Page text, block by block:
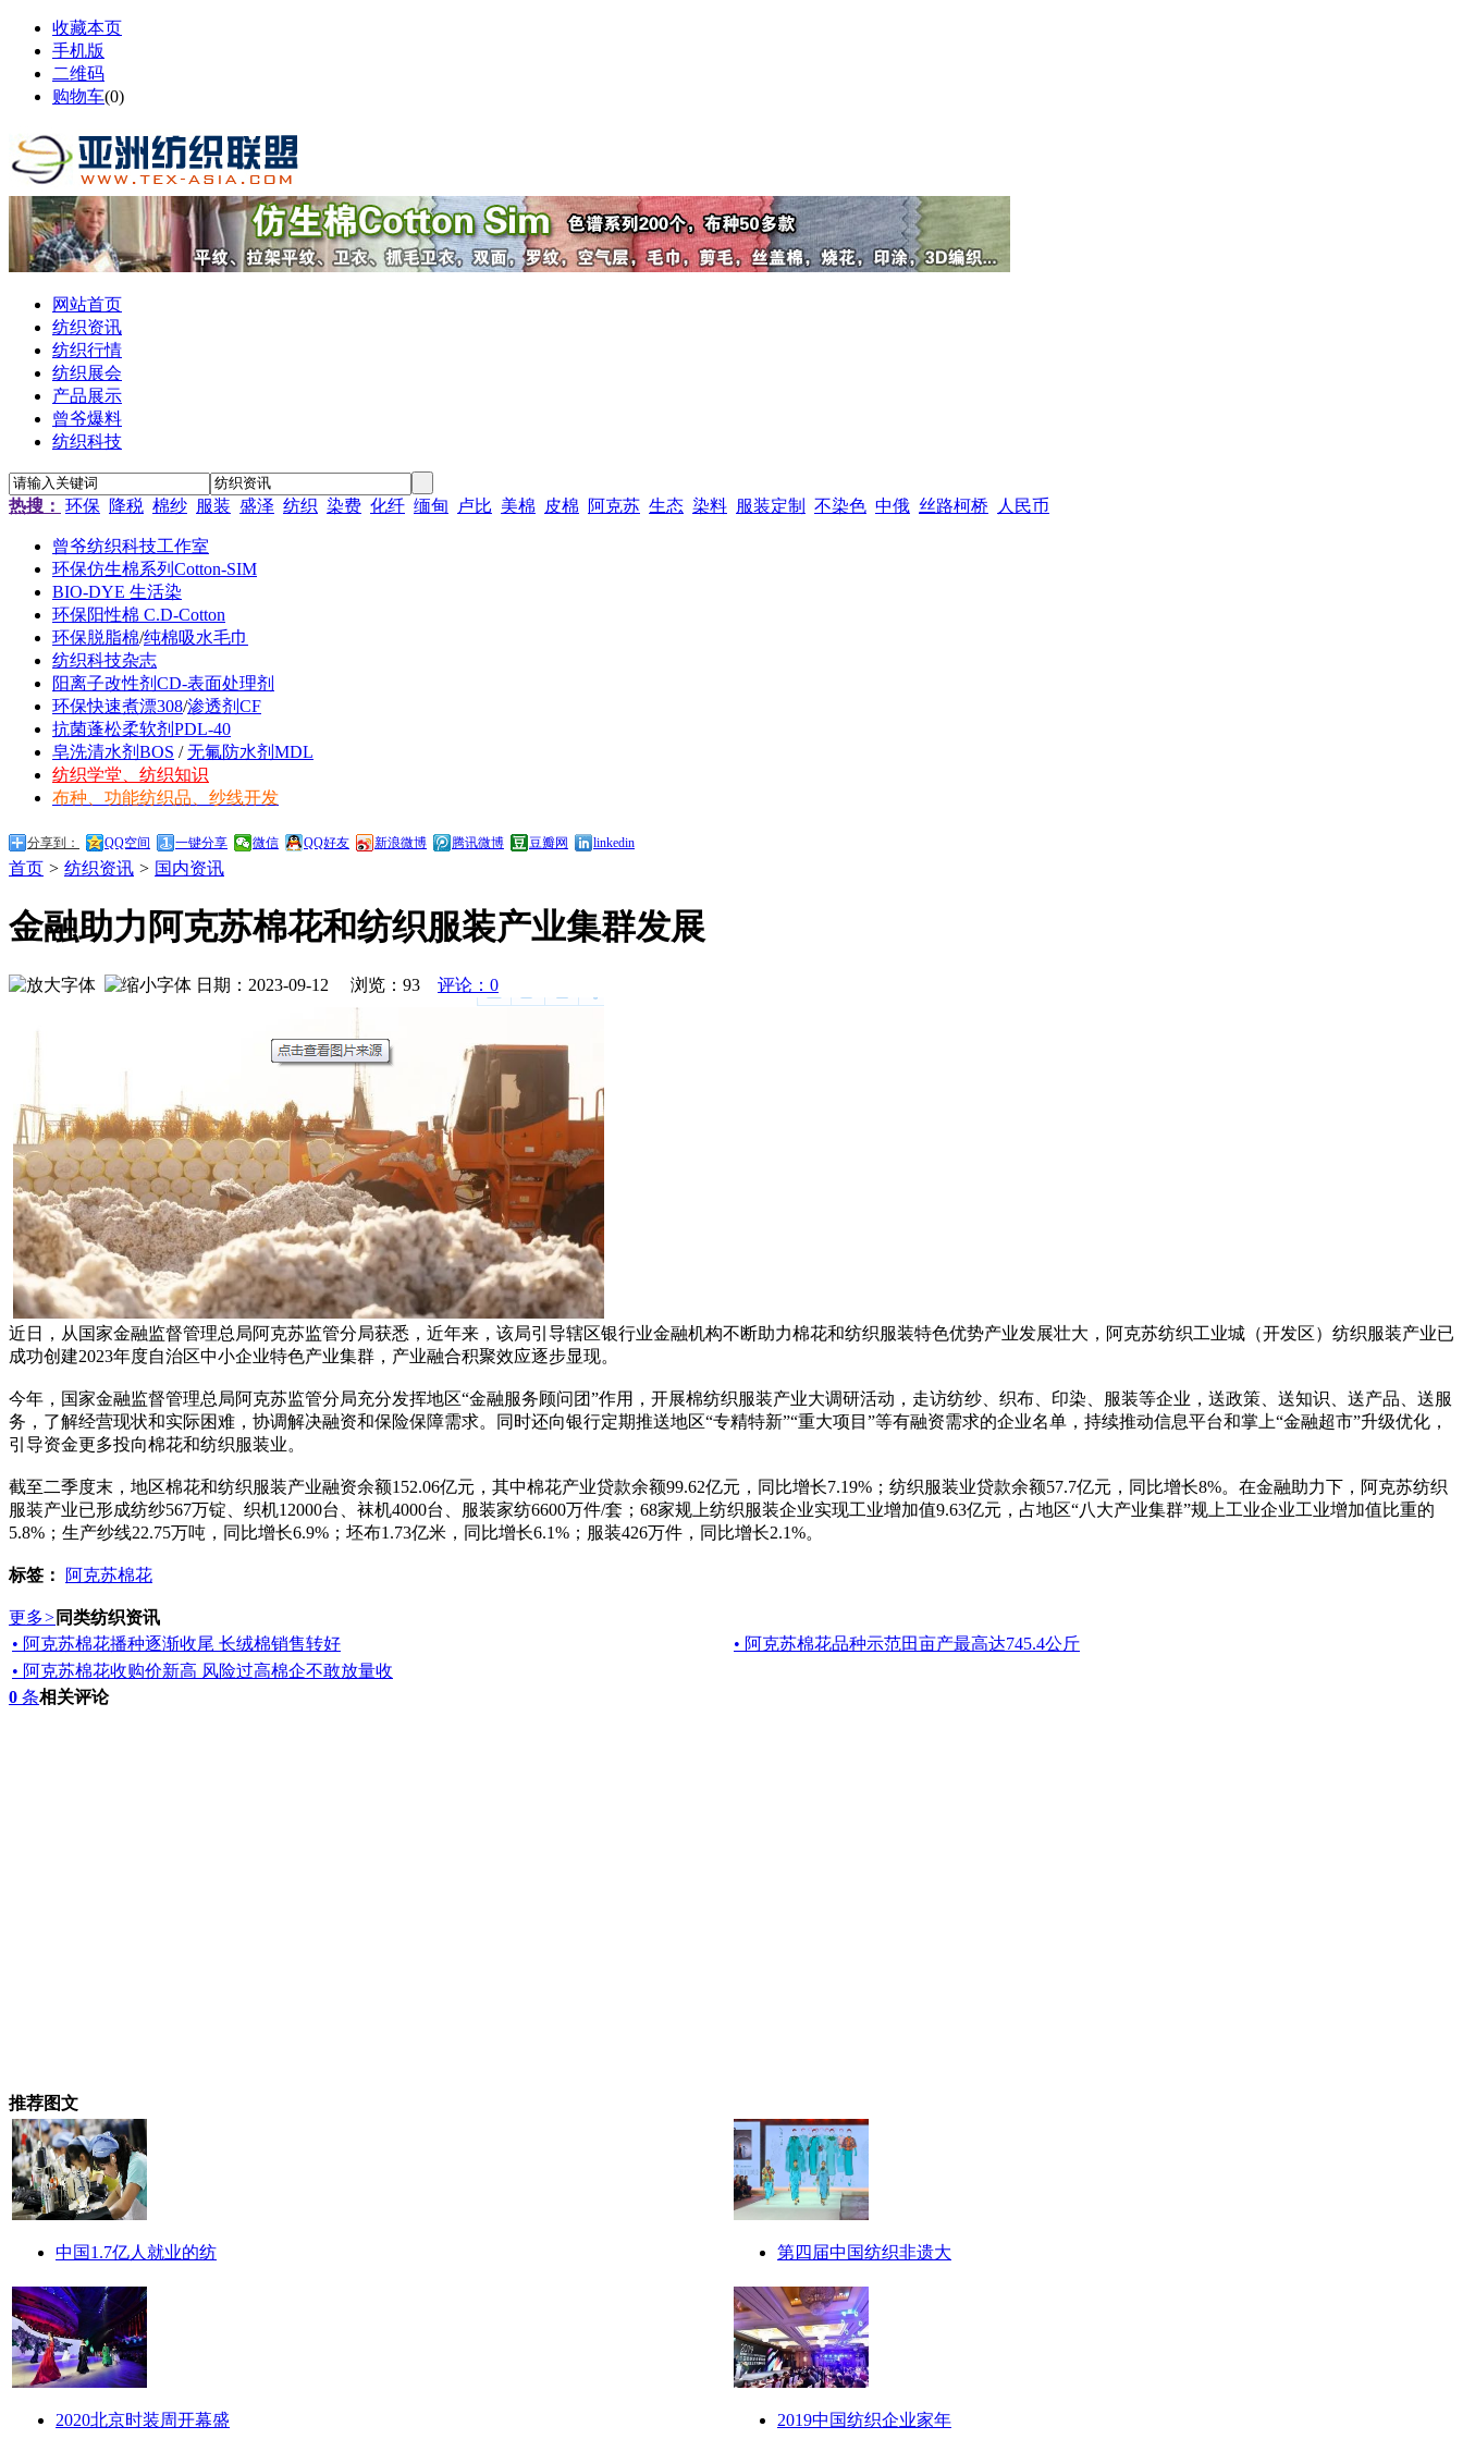
收藏本页
手机版
二维码
购物车(0)
网站首页
纺织资讯
纺织行情
纺织展会
产品展示
曾爷爆料
纺织科技
热搜： 环保 降税 棉纱 服装 盛泽 纺织 染费 化纤 缅甸 卢比 美棉 皮棉 阿克苏 生态 染料 服装定制 不染色 中俄 丝路柯桥 人民币
曾爷纺织科技工作室
环保仿生棉系列Cotton-SIM
BIO-DYE 生活染
环保阳性棉 C.D-Cotton
环保脱脂棉/纯棉吸水毛巾
纺织科技杂志
阳离子改性剂CD-表面处理剂
环保快速煮漂308/渗透剂CF
抗菌蓬松柔软剂PDL-40
皂洗清水剂BOS /无氟防水剂MDL
纺织学堂、纺织知识
布种、功能纺织品、纱线开发
分享到： QQ空间 一键分享 微信 QQ好友 新浪微博 腾讯微博 豆瓣网 linkedin
首页 > 纺织资讯 > 国内资讯
金融助力阿克苏棉花和纺织服装产业集群发展
日期：2023-09-12 浏览： 93 评论：0
近日，从国家金融监督管理总局阿克苏监管分局获悉，近年来，该局引导辖区银行业金融机构不断助力棉花和纺织服装特色优势产业发展壮大，阿克苏纺织工业城（开发区）纺织服装产业已
成功创建2023年度自治区中小企业特色产业集群，产业融合积聚效应逐步显现。
今年，国家金融监督管理总局阿克苏监管分局充分发挥地区“金融服务顾问团”作用，开展棉纺织服装产业大调研活动，走访纺纱、织布、印染、服装等企业，送政策、送知识、送产品、送服
务，了解经营现状和实际困难，协调解决融资和保险保障需求。同时还向银行定期推送地区“专精特新”“重大项目”等有融资需求的企业名单，持续推动信息平台和掌上“金融超市”升级优化，
引导资金更多投向棉花和纺织服装业。
截至二季度末，地区棉花和纺织服装产业融资余额152.06亿元，其中棉花产业贷款余额99.62亿元，同比增长7.19%；纺织服装业贷款余额57.7亿元，同比增长8%。在金融助力下，阿克苏纺织
服装产业已形成纺纱567万锭、织机12000台、袜机4000台、服装家纺6600万件/套；68家规上纺织服装企业实现工业增加值9.63亿元，占地区“八大产业集群”规上工业企业工业增加值比重的
5.8%；生产纱线22.75万吨，同比增长6.9%；坯布1.73亿米，同比增长6.1%；服装426万件，同比增长2.1%。
标签： 阿克苏棉花
更多> 同类纺织资讯
• 阿克苏棉花播种逐渐收尾 长绒棉销售转好
• 阿克苏棉花品种示范田亩产最高达745.4公斤
• 阿克苏棉花收购价新高 风险过高棉企不敢放量收
0 条相关评论
推荐图文
中国1.7亿人就业的纺 第四届中国纺织非遗大
2020北京时装周开幕盛 2019中国纺织企业家年